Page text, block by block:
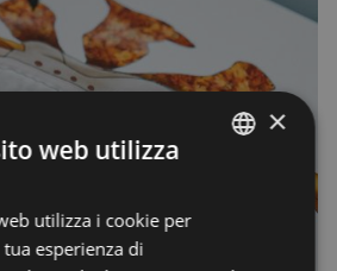
×
web utilizza
utilizza i cookie per
esperienza di